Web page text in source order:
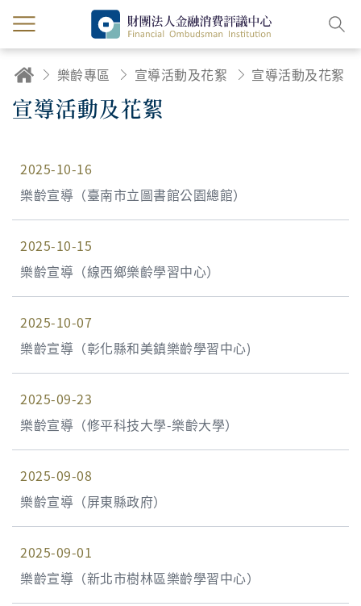
樂齡專區 宣導活動及花絮 宣導活動及花絮
宣導活動及花絮
2025-10-16
樂齡宣導（臺南市立圖書館公園總館）
2025-10-15
樂齡宣導（線西鄉樂齡學習中心）
2025-10-07
樂齡宣導（彰化縣和美鎮樂齡學習中心)
2025-09-23
樂齡宣導（修平科技大學-樂齡大學）
2025-09-08
樂齡宣導（屏東縣政府）
2025-09-01
樂齡宣導（新北市樹林區樂齡學習中心）